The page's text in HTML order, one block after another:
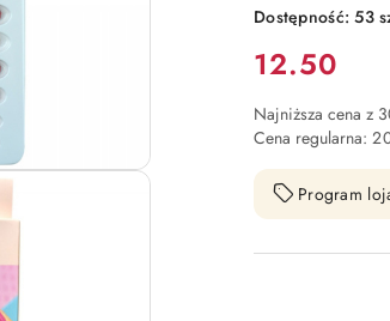
Dostępność:53
Cena:
12.50
Najniższa cena z
Cena regularna:
Program